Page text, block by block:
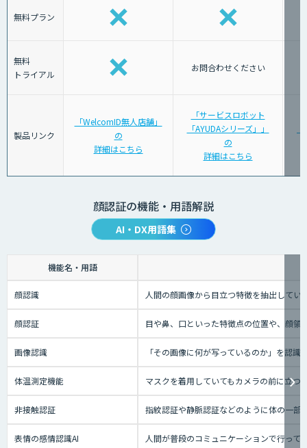
無料プラン
無料
トライアル
お問合わせください
製品リンク
「WelcomID無人店舗」
の
詳細はこちら
「サービスロボット
「AYUDAシリーズ」」
の
詳細はこちら
顔認証の機能・用語解説
AI・DX用語集
機能名・用語
顔認識 人間の顔画像から目立つ特徴を抽出して
顔認証 目や鼻、口といった特徴点の位置や、顔
画像認識 「その画像に何が写っているのか」を認
体温測定機能 マスクを着用していてもカメラの前に立
非接触認証 指紋認証や静脈認証などのように体の一部
表情の感情認識AI 人間が普段のコミュニケーションで行っ